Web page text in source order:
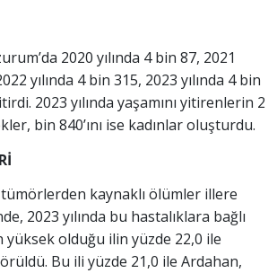
2020 yılında 4 bin 87, 2021
yılında 4 bin 315, 2023 yılında 4 bin
2023 yılında yaşamını yitirenlerin 2
bin 840’ını ise kadınlar oluşturdu.
kaynaklı ölümler illere
2023 yılında bu hastalıklara bağlı
yüksek olduğu ilin yüzde 22,0 ile
Bu ili yüzde 21,0 ile Ardahan,